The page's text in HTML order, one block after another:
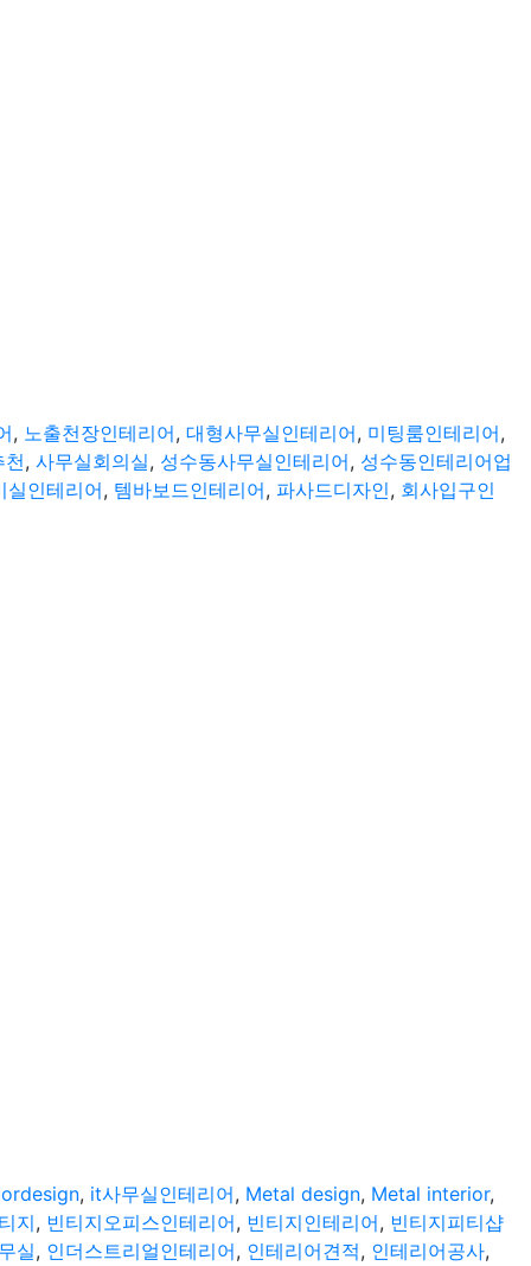
, 노출천장인테리어, 대형사무실인테리어, 미팅룸인테리어,
, 사무실회의실, 성수동사무실인테리어, 성수동인테리어업
실인테리어, 템바보드인테리어, 파사드디자인, 회사입구인
, it사무실인테리어, Metal design, Metal interior,
지, 빈티지오피스인테리어, 빈티지인테리어, 빈티지피티샵
실, 인더스트리얼인테리어, 인테리어견적, 인테리어공사,